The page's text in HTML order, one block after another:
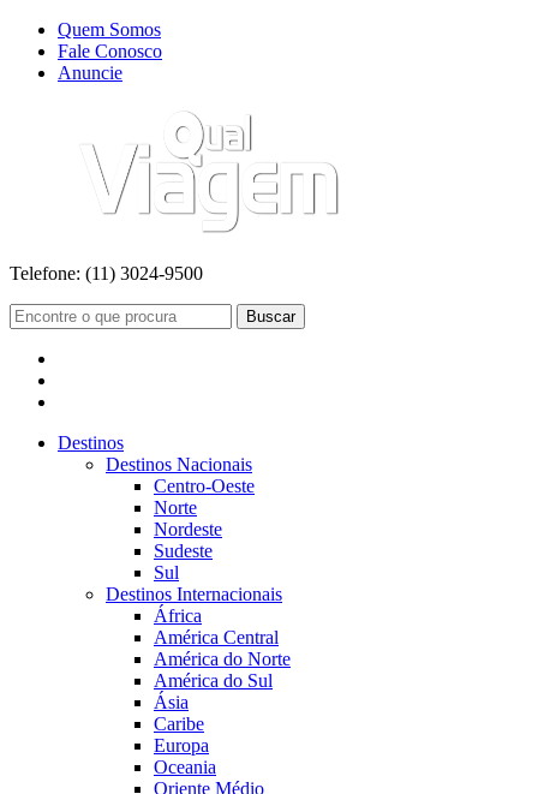
Quem Somos
Fale Conosco
Anuncie
Telefone: (11) 3024-9500
Buscar
Destinos
Destinos Nacionais
Centro-Oeste
Norte
Nordeste
Sudeste
Sul
Destinos Internacionais
África
América Central
América do Norte
América do Sul
Ásia
Caribe
Europa
Oceania
Oriente Médio